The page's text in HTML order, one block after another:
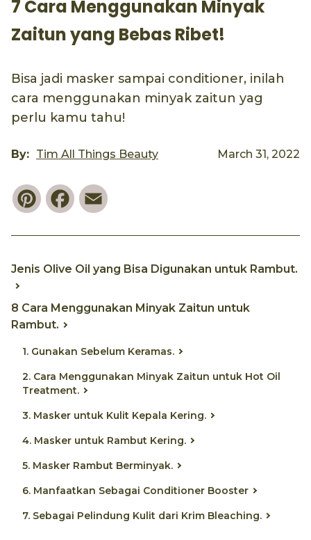
7 Cara Menggunakan Minyak
Zaitun yang Bebas Ribet!
Bisa jadi masker sampai conditioner, inilah
cara menggunakan minyak zaitun yag
perlu kamu tahu!
By: Tim All Things Beauty March 31, 2022
PinterestFacebook
Jenis Olive Oil yang Bisa Digunakan untuk Rambut.
8 Cara Menggunakan Minyak Zaitun untuk
Rambut.
1. Gunakan Sebelum Keramas.
2. Cara Menggunakan Minyak Zaitun untuk Hot Oil
Treatment.
3. Masker untuk Kulit Kepala Kering.
4. Masker untuk Rambut Kering.
5. Masker Rambut Berminyak.
6. Manfaatkan Sebagai Conditioner Booster
7. Sebagai Pelindung Kulit dari Krim Bleaching.